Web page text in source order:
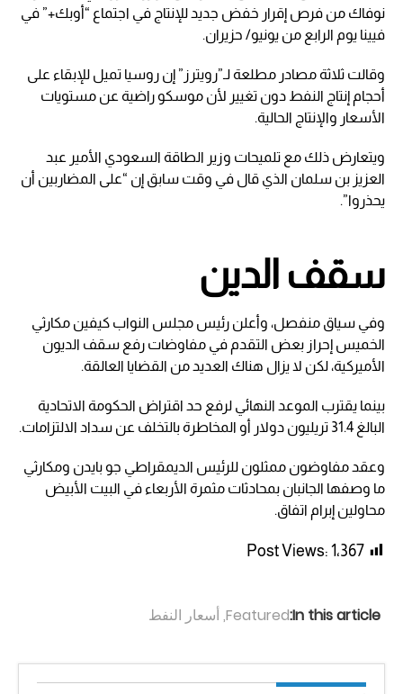
نوفاك من فرص إقرار خفض جديد للإنتاج في اجتماع “أوبك+” في
فيينا يوم الرابع من يونيو/ حزيران.
وقالت ثلاثة مصادر مطلعة لـ”رويترز” إن روسيا تميل للإبقاء على
أحجام إنتاج النفط دون تغيير لأن موسكو راضية عن مستويات
الأسعار والإنتاج الحالية.
ويتعارض ذلك مع تلميحات وزير الطاقة السعودي الأمير عبد
العزيز بن سلمان الذي قال في وقت سابق إن “على المضاربين أن
يحذروا”.
سقف الدين
وفي سياق منفصل، وأعلن رئيس مجلس النواب كيفين مكارثي
الخميس إحراز بعض التقدم في مفاوضات رفع سقف الديون
الأميركية، لكن لا يزال هناك العديد من القضايا العالقة.
بينما يقترب الموعد النهائي لرفع حد اقتراض الحكومة الاتحادية
البالغ 31.4 تريليون دولار أو المخاطرة بالتخلف عن سداد الالتزامات.
وعقد مفاوضون ممثلون للرئيس الديمقراطي جو بايدن ومكارثي
ما وصفها الجانبان بمحادثات مثمرة الأربعاء في البيت الأبيض
محاولين إبرام اتفاق.
Post Views: 1٬367
In this article:
Featured
,أسعار النفط